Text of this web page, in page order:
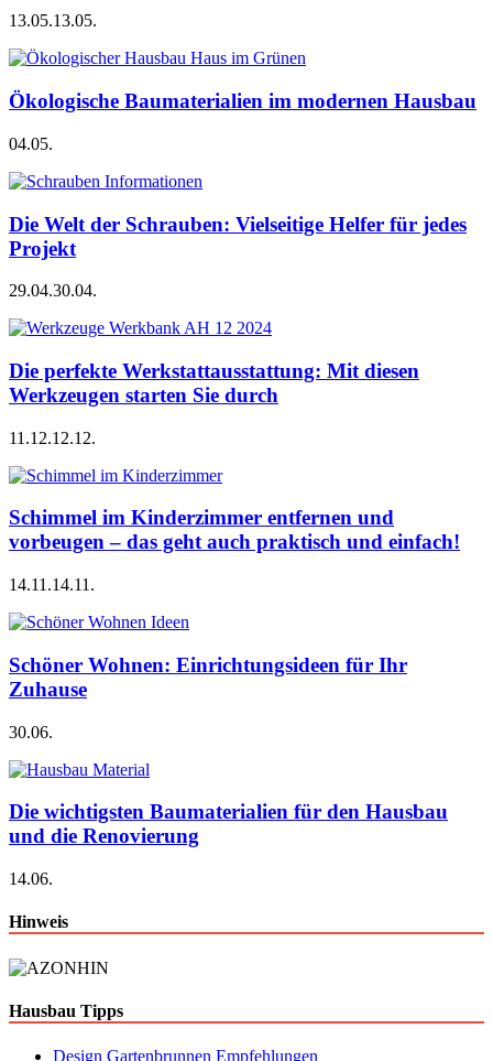
13.05.13.05.
Ökologische Baumaterialien im modernen Hausbau
04.05.
Die Welt der Schrauben: Vielseitige Helfer für jedes
Projekt
29.04.30.04.
Die perfekte Werkstattausstattung: Mit diesen
Werkzeugen starten Sie durch
11.12.12.12.
Schimmel im Kinderzimmer entfernen und
vorbeugen – das geht auch praktisch und einfach!
14.11.14.11.
Schöner Wohnen: Einrichtungsideen für Ihr
Zuhause
30.06.
Die wichtigsten Baumaterialien für den Hausbau
und die Renovierung
14.06.
Hinweis
Hausbau Tipps
Design Gartenbrunnen Empfehlungen